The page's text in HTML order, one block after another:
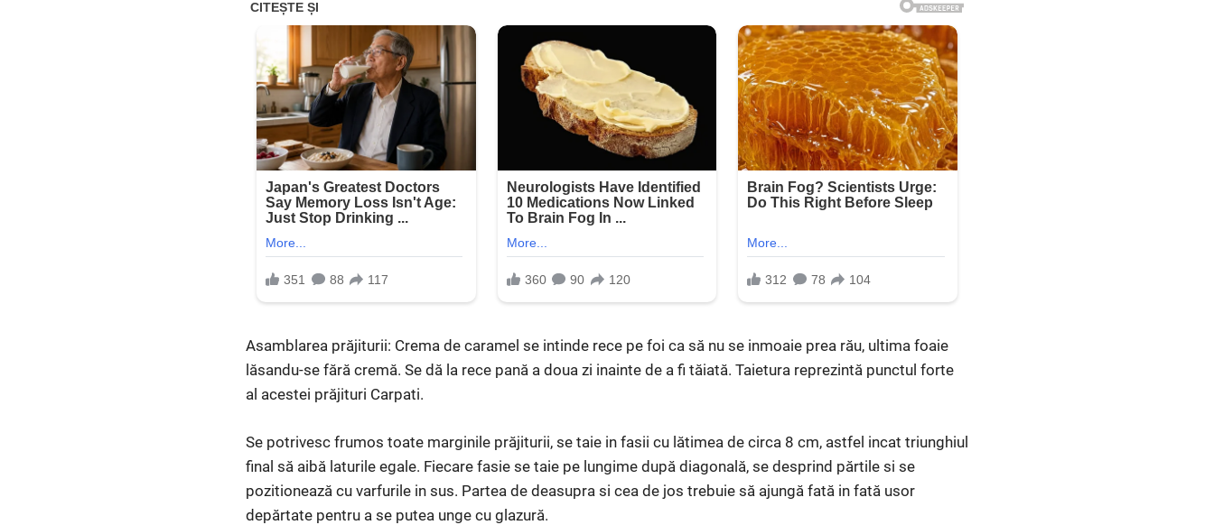
Asamblarea prăjiturii: Crema de caramel se intinde rece pe foi ca să nu se inmoaie prea rău, ultima foaie
lăsandu-se fără cremă. Se dă la rece pană a doua zi inainte de a fi tăiată. Taietura reprezintă punctul forte
al acestei prăjituri Carpati.
Se potrivesc frumos toate marginile prăjiturii, se taie in fasii cu lătimea de circa 8 cm, astfel incat triunghiul
final să aibă laturile egale. Fiecare fasie se taie pe lungime după diagonală, se desprind părtile si se
pozitionează cu varfurile in sus. Partea de deasupra si cea de jos trebuie să ajungă fată in fată usor
depărtate pentru a se putea unge cu glazură.